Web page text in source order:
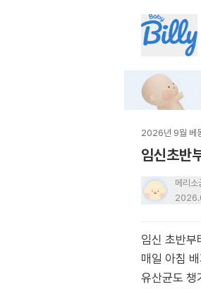
2026년 9월 베
임신초반
메리소
임신 초반부
매일 아침
유산균도 챙